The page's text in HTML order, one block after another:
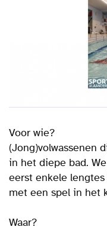
Voor wie?
(Jong)volwassenen
in het diepe bad.
eerst enkele
met een spel in het
Waar?